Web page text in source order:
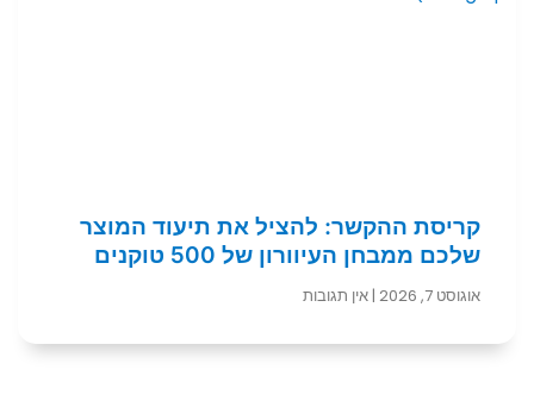
קריסת ההקשר: להציל את תיעוד המוצר
שלכם ממבחן העיוורון של 500 טוקנים
אוגוסט 7, 2026 אין תגובות